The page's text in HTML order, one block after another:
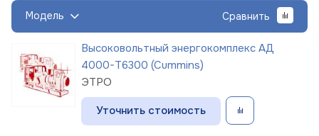
Модель Сравнить
Высоковольтный энергокомплекс АД
4000-Т6300 (Cummins)
ЭТРО
Уточнить стоимость